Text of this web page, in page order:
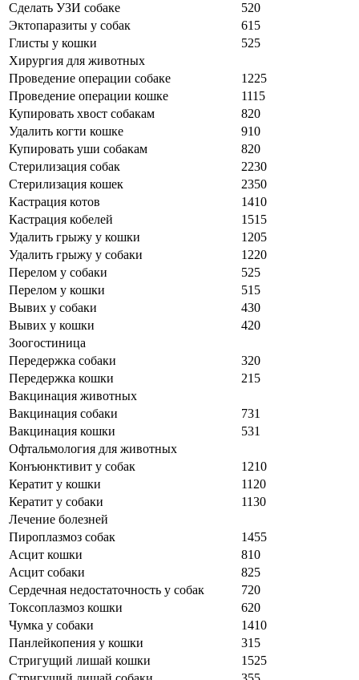
Сделать УЗИ собаке
520
Эктопаразиты у собак
615
Глисты у кошки
525
Хирургия для животных
Проведение операции собаке
1225
Проведение операции кошке
1115
Купировать хвост собакам
820
Удалить когти кошке
910
Купировать уши собакам
820
Стерилизация собак
2230
Стерилизация кошек
2350
Кастрация котов
1410
Кастрация кобелей
1515
Удалить грыжу у кошки
1205
Удалить грыжу у собаки
1220
Перелом у собаки
525
Перелом у кошки
515
Вывих у собаки
430
Вывих у кошки
420
Зоогостиница
Передержка собаки
320
Передержка кошки
215
Вакцинация животных
Вакцинация собаки
731
Вакцинация кошки
531
Офтальмология для животных
Конъюнктивит у собак
1210
Кератит у кошки
1120
Кератит у собаки
1130
Лечение болезней
Пироплазмоз собак
1455
Асцит кошки
810
Асцит собаки
825
Сердечная недостаточность у собак
720
Токсоплазмоз кошки
620
Чумка у собаки
1410
Панлейкопения у кошки
315
Стригущий лишай кошки
1525